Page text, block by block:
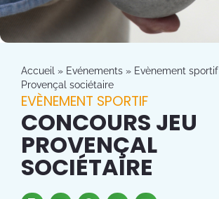
Accueil » Evénements » Evènement sportif
Provençal sociétaire
EVÈNEMENT SPORTIF
CONCOURS JEU
PROVENÇAL
SOCIÉTAIRE